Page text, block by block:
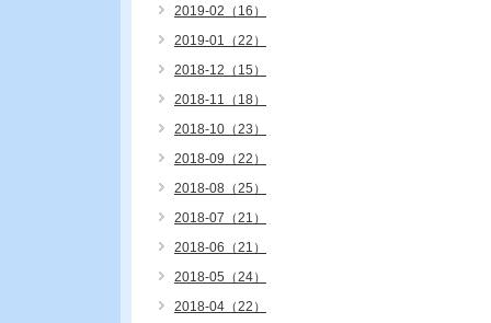
2019-02（16）
2019-01（22）
2018-12（15）
2018-11（18）
2018-10（23）
2018-09（22）
2018-08（25）
2018-07（21）
2018-06（21）
2018-05（24）
2018-04（22）